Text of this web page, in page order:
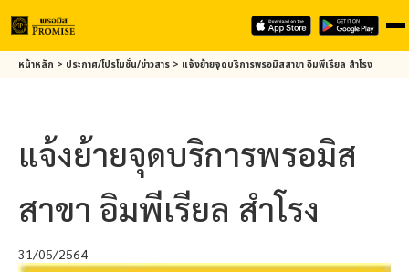
Skipหน้าหลัก > ประกาศ/โปรโมชั่น/ข่าวสาร > แจ้งย้ายจุดบริการพรอมิสสาขา อิมพีเรียล สำโรง
แจ้งย้ายจุดบริการพรอมิส
สาขา อิมพีเรียล สำโรง
31/05/2564